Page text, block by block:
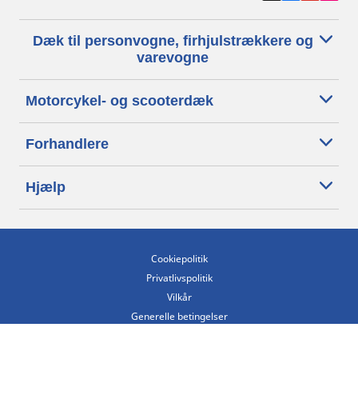
Dæk til personvogne, firhjulstrækkere og
varevogne
Motorcykel- og scooterdæk
Forhandlere
Hjælp
Cookiepolitik
Privatlivspolitik
Vilkår
Generelle betingelser